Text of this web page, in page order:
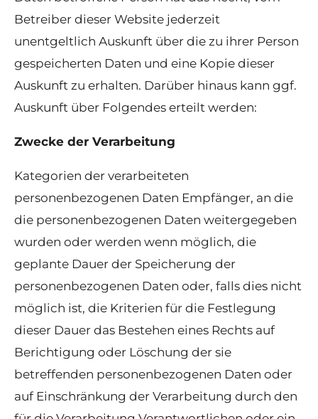
Betreiber dieser Website jederzeit
unentgeltlich Auskunft über die zu ihrer Person
gespeicherten Daten und eine Kopie dieser
Auskunft zu erhalten. Darüber hinaus kann ggf.
Auskunft über Folgendes erteilt werden:
Zwecke der Verarbeitung
Kategorien der verarbeiteten
personenbezogenen Daten Empfänger, an die
die personenbezogenen Daten weitergegeben
wurden oder werden wenn möglich, die
geplante Dauer der Speicherung der
personenbezogenen Daten oder, falls dies nicht
möglich ist, die Kriterien für die Festlegung
dieser Dauer das Bestehen eines Rechts auf
Berichtigung oder Löschung der sie
betreffenden personenbezogenen Daten oder
auf Einschränkung der Verarbeitung durch den